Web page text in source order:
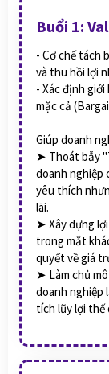
Buổi 1:
- Cơ chế tách
và thu hồi lợi
- Xác định
mặc cả
Giúp doanh
➤ Thoát bẫy
doanh nghiệp
yêu thích
lãi.
➤ Xây dựng
trong mắt
quyết về giá
➤ Làm chủ
doanh nghiệp
tích lũy lợi thế